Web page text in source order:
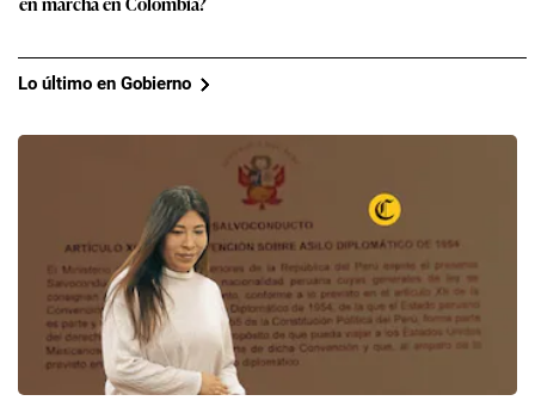
Lo último en Gobierno